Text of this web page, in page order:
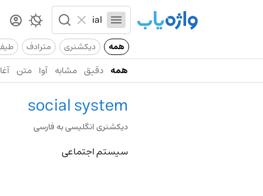
همه دیکشنری مترادف
همه دقیق مشابه آوا متن
social system
دیکشنری انگلیسی به فارسی
سیستم اجتماعی